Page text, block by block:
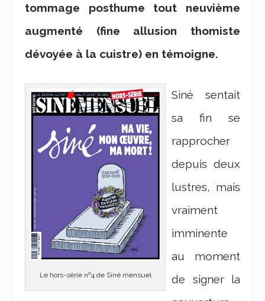
tommage posthume tout neuvième
augmenté (fine allusion thomiste
dévoyée à la cuistre) en témoigne.
Le hors-série nº4 de Siné mensuel
Siné sentait
sa fin se
rapprocher
depuis deux
lustres, mais
vraiment
imminente
au moment
de signer la